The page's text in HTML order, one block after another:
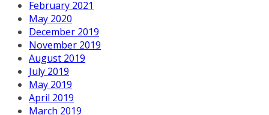
February 2021
May 2020
December 2019
November 2019
August 2019
July 2019
May 2019
April 2019
March 2019